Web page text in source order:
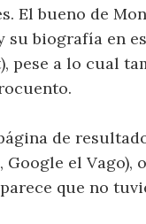
El bueno de
biografía en
pese a lo cual
de
el Vago),
que no